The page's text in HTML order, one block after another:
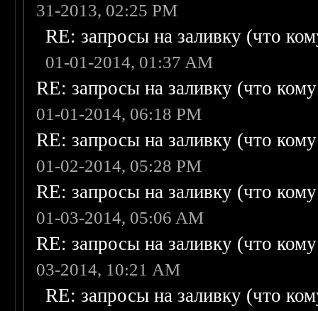
31-2013, 02:25 PM
RE: запросы на заливку (что
01-01-2014, 01:37 AM
RE: запросы на заливку (что
01-01-2014, 06:18 PM
RE: запросы на заливку (что
01-02-2014, 05:28 PM
RE: запросы на заливку (что
01-03-2014, 05:06 AM
RE: запросы на заливку (что
03-2014, 10:21 AM
RE: запросы на заливку (что